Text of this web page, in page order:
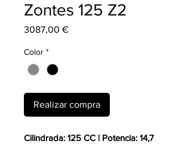
Zontes 125 Z2
3087,00 €Precio
Color *
Realizar compra
Cilindrada: 125 CC | Potencia: 14,7